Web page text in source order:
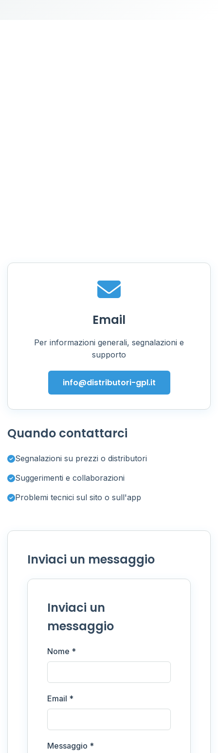
Email
Per informazioni generali, segnalazioni e
supporto
info@distributori-gpl.it
Quando contattarci
Segnalazioni su prezzi o distributori
Suggerimenti e collaborazioni
Problemi tecnici sul sito o sull'app
Inviaci un messaggio
Inviaci un
messaggio
Nome *
Email *
Messaggio *